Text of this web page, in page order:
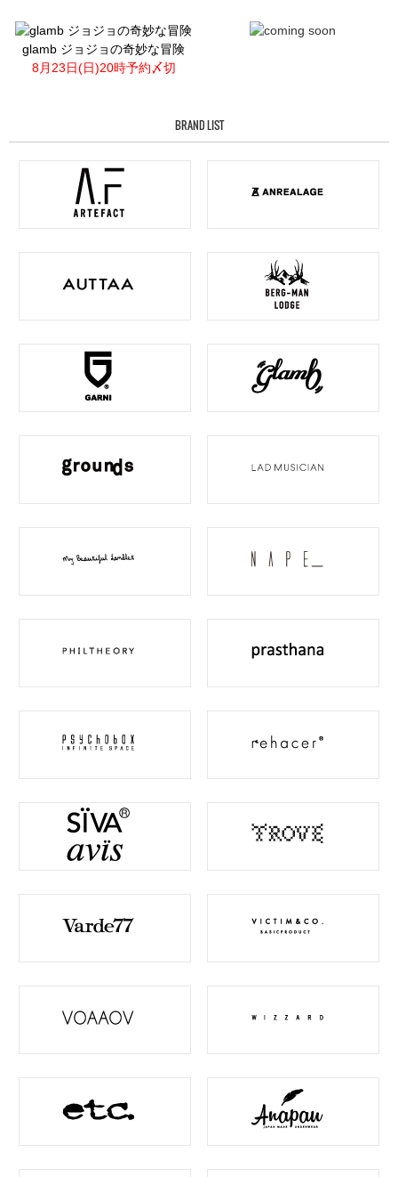
glamb ジョジョの奇妙な冒険
8月23日(日)20時予約〆切
BRAND LIST